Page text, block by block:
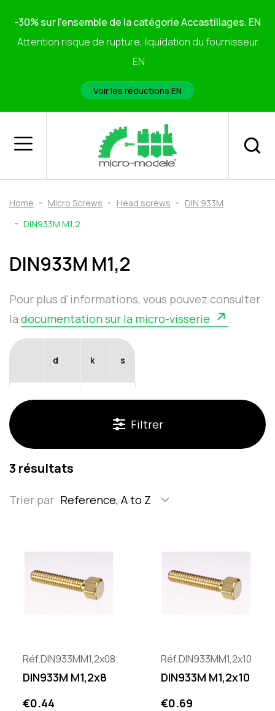
-30% sur l'ensemble de la catégorie Accastillages. EN
Attention risque de rupture, liquidation du fournisseur.
EN
Voir les réductions EN
Home Micro Screws Head screws
DIN 933M
DIN933M M1,2
DIN933M M1,2
Pour plus d'informations, vous pouvez consulter
la documentation sur la micro-visserie .
d k s
mm
Sélectionnez la longueur souhaitée :
Filtrer
3 résultats
Trier par Reference, A to Z
Réf.DIN933MM1,2x08
DIN933M M1,2x8
Price
€0.44
Réf.DIN933MM1,2x10
DIN933M M1,2x10
Price
€0.69